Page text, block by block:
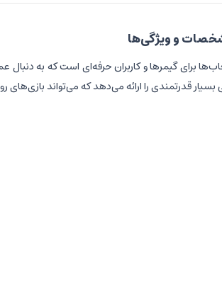
برای گیمرها و کاربران حرفه‌ای است که به